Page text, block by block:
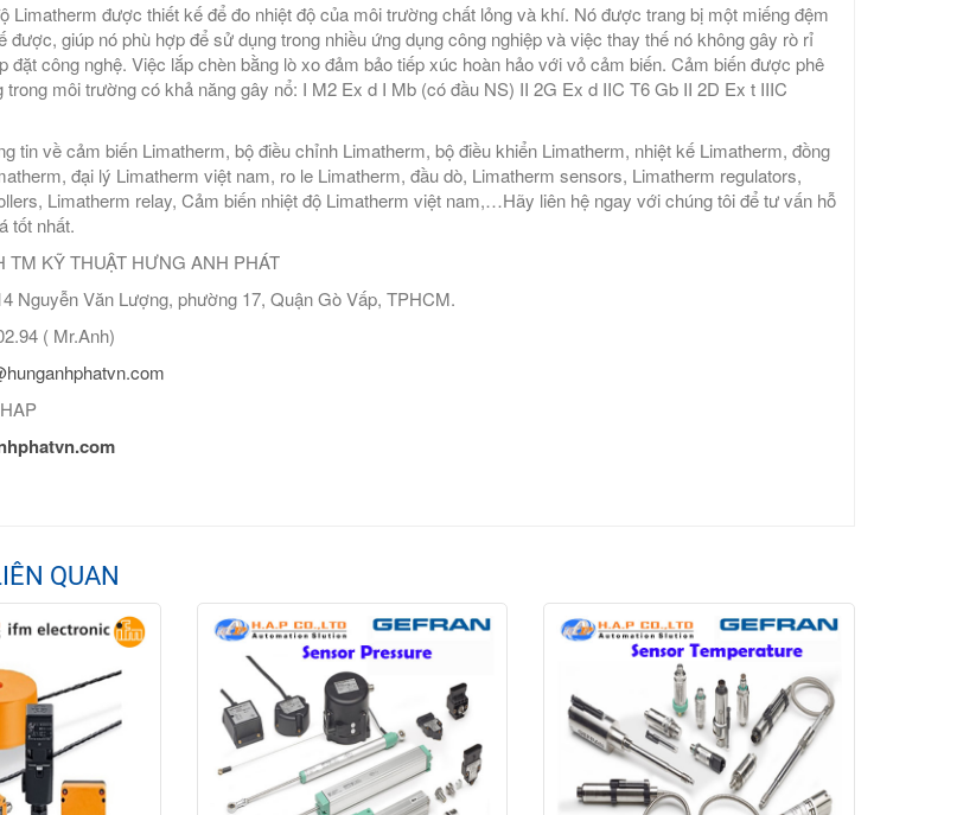
Limatherm được thiết kế để đo nhiệt độ của môi trường chất lỏng và khí. Nó được trang bị một miếng đệm
được, giúp nó phù hợp để sử dụng trong nhiều ứng dụng công nghiệp và việc thay thế nó không gây rò rỉ
đặt công nghệ. Việc lắp chèn bằng lò xo đảm bảo tiếp xúc hoàn hảo với vỏ cảm biến. Cảm biến được phê
trong môi trường có khả năng gây nổ: I M2 Ex d I Mb (có đầu NS) II 2G Ex d IIC T6 Gb II 2D Ex t IIIC
tin về cảm biến Limatherm, bộ điều chỉnh Limatherm, bộ điều khiển Limatherm, nhiệt kế Limatherm, đồng
đại lý Limatherm việt nam, ro le Limatherm, đầu dò, Limatherm sensors, Limatherm regulators,
Limatherm relay, Cảm biến nhiệt độ Limatherm việt nam,…Hãy liên hệ ngay với chúng tôi để tư vấn hỗ
tốt nhất.
TM KỸ THUẬT HƯNG ANH PHÁT
Nguyễn Văn Lượng, phường 17, Quận Gò Vấp, TPHCM.
( Mr.Anh)
QUAN